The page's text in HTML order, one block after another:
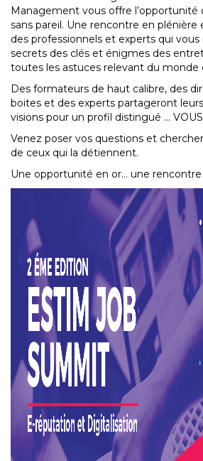
Management vous offre l’opportunité
sans pareil. Une rencontre en plénière
des professionnels et experts qui
secrets des clés et énigmes des
toutes les astuces relevant du monde
Des formateurs de haut calibre, des
boites et des experts partageront
visions pour un profil distingué … VOUS
Venez poser vos questions et
de ceux qui la détiennent.
Une opportunité en or… une